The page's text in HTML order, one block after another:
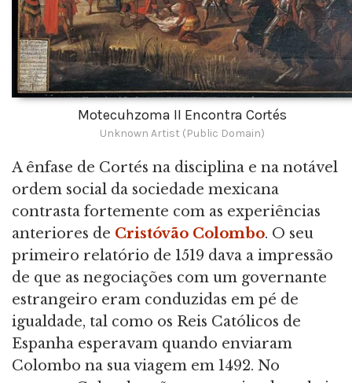
Motecuhzoma II Encontra Cortés
Unknown Artist (Public Domain)
A ênfase de Cortés na disciplina e na notável
ordem social da sociedade mexicana
contrasta fortemente com as experiências
anteriores de Cristóvão Colombo. O seu
primeiro relatório de 1519 dava a impressão
de que as negociações com um governante
estrangeiro eram conduzidas em pé de
igualdade, tal como os Reis Católicos de
Espanha esperavam quando enviaram
Colombo na sua viagem em 1492. No